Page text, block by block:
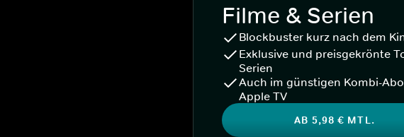
Filme & Serien
Blockbuster kurz nach dem
Exklusive und preisgekrönte
Serien
Auch im günstigen Kombi-
Apple TV
AB 5,98 € MTL.